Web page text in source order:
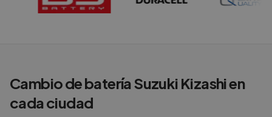
Cambio de bateríaSuzuki Kizashien
cada ciudad